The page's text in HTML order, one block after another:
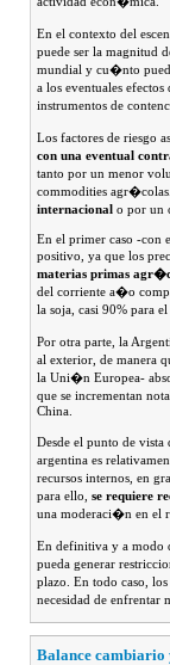
En el contexto del
puede ser la magnitud
mundial y cu�nto
a los eventuales
instrumentos de
Los factores de riesgo
con una eventual
tanto por un menor
commodities
internacional o por un
En el primer caso -con
positivo, ya que los
materias primas
del corriente a�o
la soja, casi 90% para
Por otra parte, la
al exterior, de manera
la Uni�n Europea-
que se incrementan
China.
Desde el punto de
argentina es
recursos internos, en
para ello, se requiere
una moderaci�n en el
En definitiva y a modo
pueda generar
plazo. En todo caso,
necesidad de enfrentar
Balance cambiario